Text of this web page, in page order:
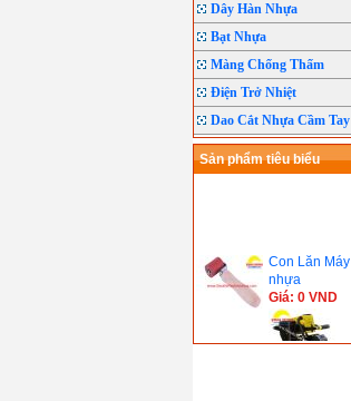
Dây Hàn Nhựa
Bạt Nhựa
Màng Chống Thấm
Điện Trở Nhiệt
Dao Cắt Nhựa Cầm Tay
Sản phẩm tiêu biểu
nhựa
Giá: 0 VND